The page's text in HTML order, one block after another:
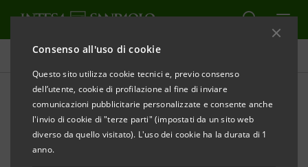
Consenso all'uso di cookie
Questo sito utilizza cookie tecnici e, previo consenso
dell’utente, cookie di profilazione al fine di inviare
comunicazioni pubblicitarie personalizzate e consente anche
l'invio di cookie di "terze parti" (impostati da un sito web
diverso da quello visitato). L'uso dei cookie ha la durata di 1
anno.
Comunicati stampa
STAMPA AGGIORNA
COMUNICATO STAMPA